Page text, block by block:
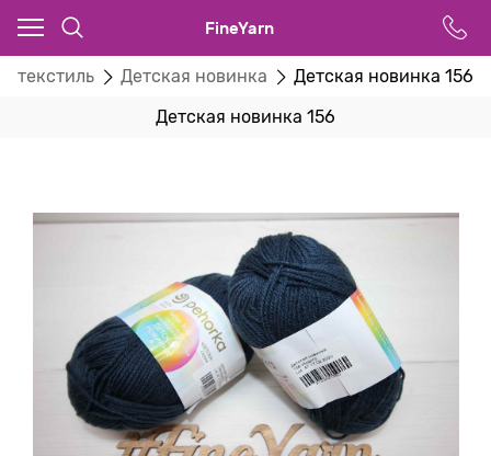
FineYarn
текстиль Детская новинка Детская новинка 156
Детская новинка 156